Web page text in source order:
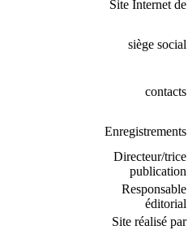
Site Internet de
siège social
contacts
Enregistrements
Directeur/trice
publication
Responsable
éditorial
Site réalisé par